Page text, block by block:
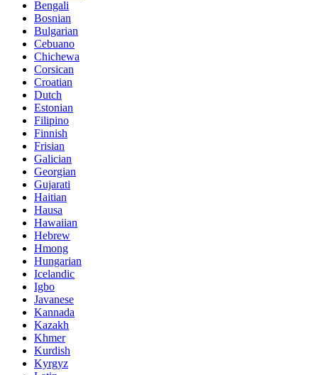
Bengali
Bosnian
Bulgarian
Cebuano
Chichewa
Corsican
Croatian
Dutch
Estonian
Filipino
Finnish
Frisian
Galician
Georgian
Gujarati
Haitian
Hausa
Hawaiian
Hebrew
Hmong
Hungarian
Icelandic
Igbo
Javanese
Kannada
Kazakh
Khmer
Kurdish
Kyrgyz